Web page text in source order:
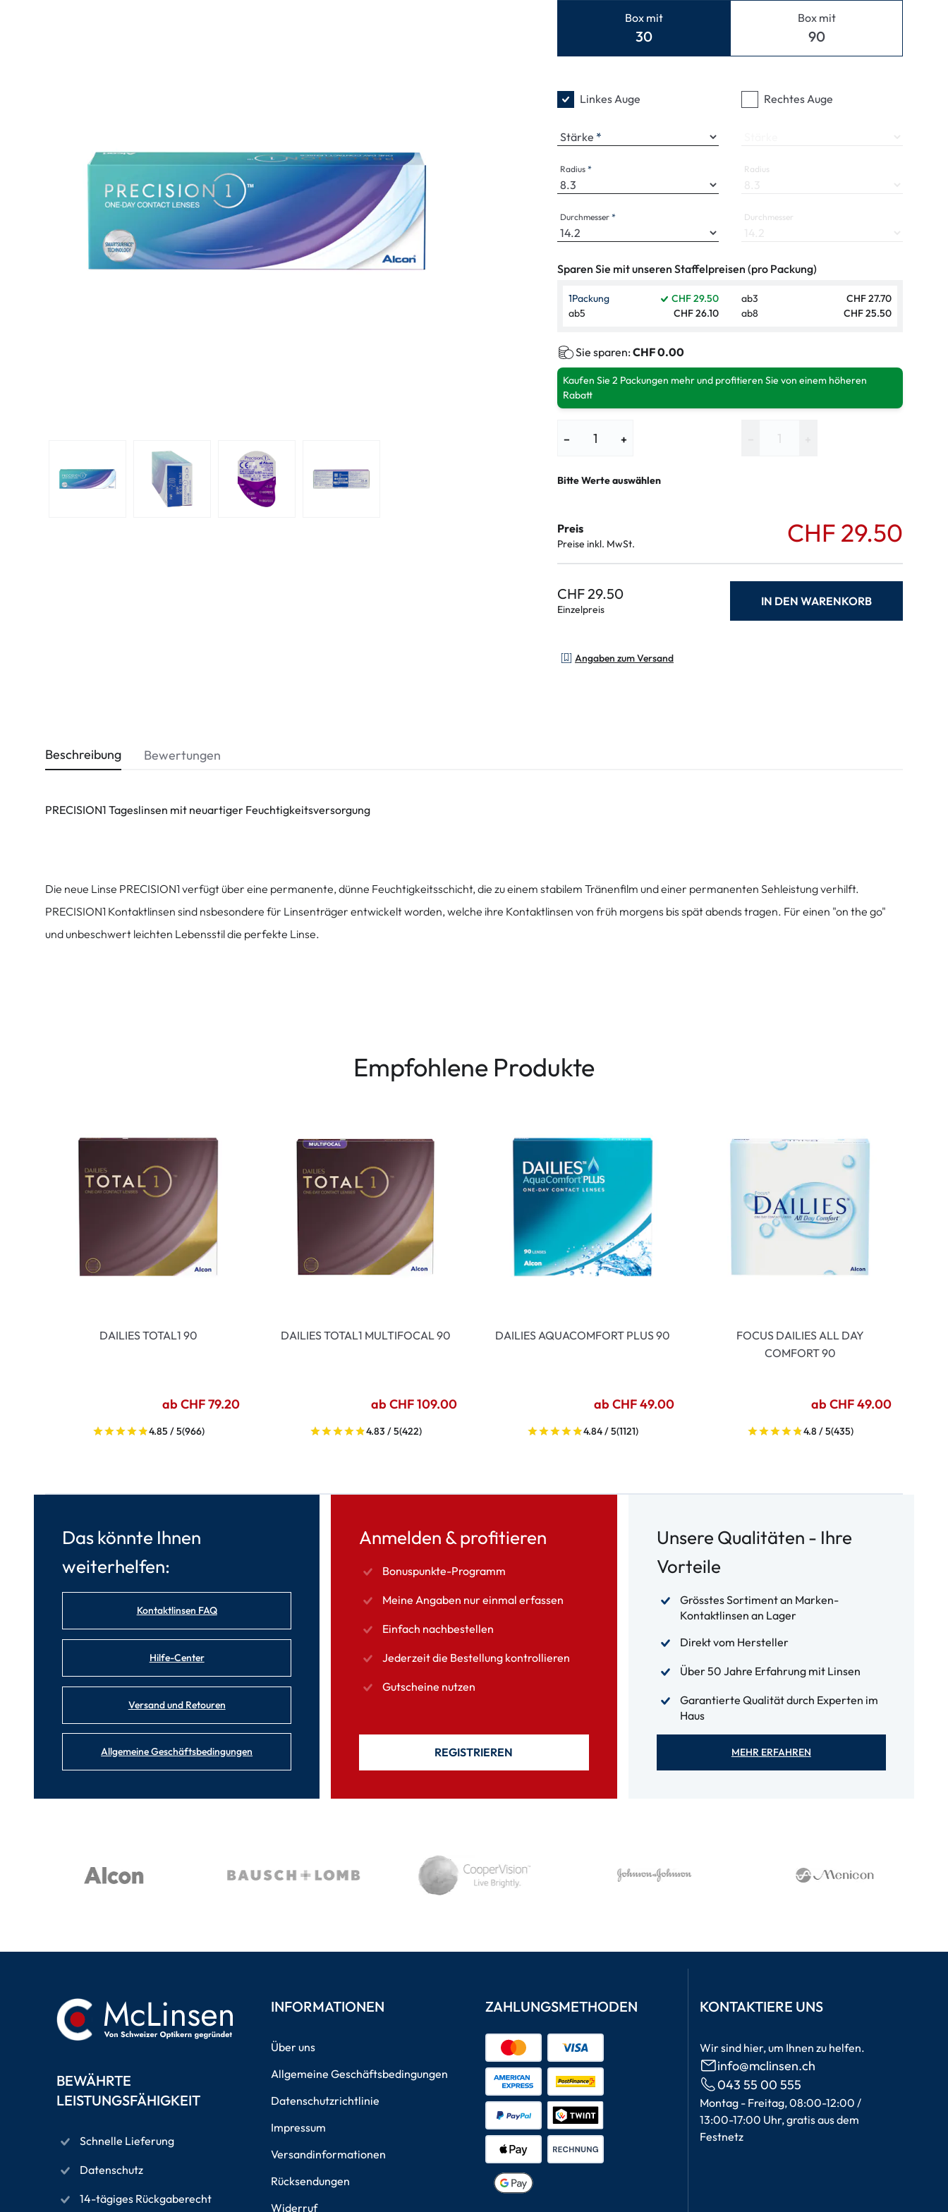
Air Optix
Fusion
Normale Symptome
Weitere Marken
Box mit
30
Box mit
90
Linkes Auge
Stärke
Radius
Durchmesser
Rechtes Auge
Radius
Durchmesser
Sparen Sie mit unseren Staffelpreisen (pro Packung)
1Packung CHF 29.50 ab3
CHF 27.70
ab5 CHF 26.10 ab8 CHF 25.50
Sie sparen: CHF 0.00
Kaufen Sie 2 Packungen mehr und profitieren Sie von einem höheren
Rabatt
− +
Bitte Werte auswählen
Preis
Preise inkl. MwSt. CHF 29.50
CHF 29.50
Einzelpreis
IN DEN WARENKORB
Angaben zum Versand
Beschreibung
PRECISION1 Tageslinsen mit neuartiger Feuchtigkeitsversorgung
Die neue Linse PRECISION1 verfügt über eine permanente, dünne Feuchtigkeitsschicht, die zu einem stabilem Tränenfilm und einer permanenten Sehleistung verhilft.
PRECISION1 Kontaktlinsen sind nsbesondere für Linsenträger entwickelt worden, welche ihre Kontaktlinsen von früh morgens bis spät abends tragen. Für einen "on the go"
und unbeschwert leichten Lebensstil die perfekte Linse.
Bewertungen
Empfohlene Produkte
DAILIES TOTAL1 90
ab CHF 79.20
4.85 / 5(966)
DAILIES TOTAL1 MULTIFOCAL 90
ab CHF 109.00
4.83 / 5(422)
DAILIES AQUACOMFORT PLUS 90
ab CHF 49.00
4.84 / 5(1121)
FOCUS DAILIES ALL DAY
COMFORT 90
ab CHF 49.00
4.8 / 5(435)
Das könnte Ihnen
weiterhelfen:
Kontaktlinsen FAQ
Hilfe-Center
Versand und Retouren
Allgemeine Geschäftsbedingungen
Anmelden & profitieren
Bonuspunkte-Programm
Meine Angaben nur einmal erfassen
Einfach nachbestellen
Jederzeit die Bestellung kontrollieren
Gutscheine nutzen
REGISTRIEREN
Unsere Qualitäten - Ihre
Vorteile
Grösstes Sortiment an Marken-
Kontaktlinsen an Lager
Direkt vom Hersteller
Über 50 Jahre Erfahrung mit Linsen
Garantierte Qualität durch Experten im
Haus
MEHR ERFAHREN
BEWÄHRTE
LEISTUNGSFÄHIGKEIT
Schnelle Lieferung
Datenschutz
14-tägiges Rückgaberecht
INFORMATIONEN
Über uns
Allgemeine Geschäftsbedingungen
Datenschutzrichtlinie
Impressum
Versandinformationen
Rücksendungen
Widerruf
ZAHLUNGSMETHODEN KONTAKTIERE UNS
Wir sind hier, um Ihnen zu helfen.
info@mclinsen.ch
043 55 00 555
Montag - Freitag, 08:00-12:00 /
13:00-17:00 Uhr, gratis aus dem
Festnetz